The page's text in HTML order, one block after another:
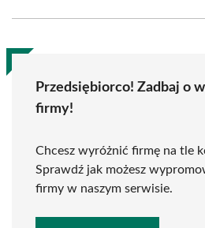
Przedsiębiorco! Zadbaj o
firmy!
Chcesz wyróżnić firmę na tle
Sprawdź jak możesz
firmy w naszym serwisie.